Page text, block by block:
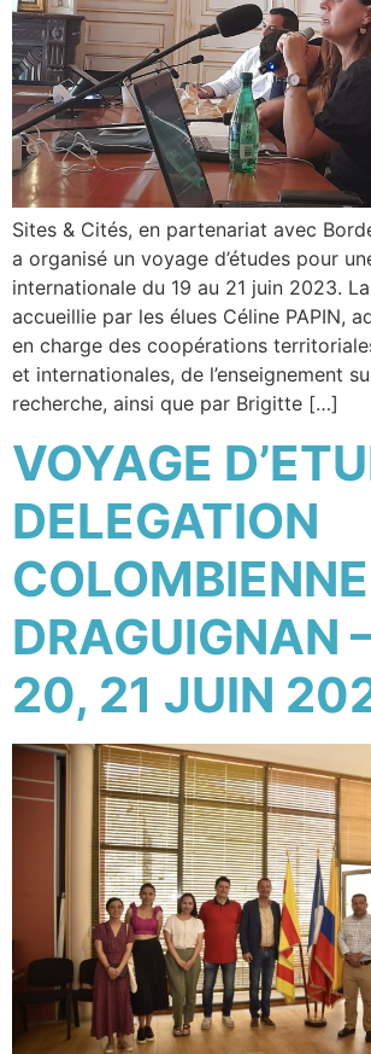
Sites & Cités, en partenariat avec
a organisé un voyage d’études pour
internationale du 19 au 21 juin 2023.
accueillie par les élues Céline PAPIN,
en charge des coopérations
et internationales, de l’enseignement
recherche, ainsi que par Brigitte […]
VOYAGE
DELEGATION
DRAGUIGNAN
20, 21 JUIN